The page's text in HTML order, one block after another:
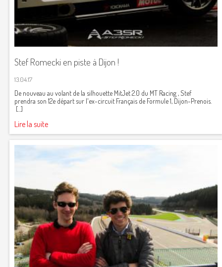
Stef Romecki en piste à Dijon !
13.04.17
De nouveau au volant de la silhouette MitJet 2.0 du MT Racing , Stef
prendra son 12e départ sur l'ex-circuit Français de Formule 1, Dijon-Prenois.
[...]
Lire la suite